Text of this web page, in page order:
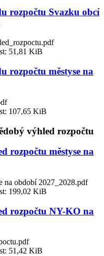
rozpočtu Svazku obcí
51,81 KiB
rozpočtu městyse na
107,65 KiB
výhled rozpočtu
rozpočtu městyse na
na období 2027_2028.pdf
199,02 KiB
rozpočtu NY-KO na
51,42 KiB